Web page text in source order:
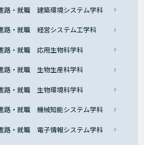
路・就職 建築環境システム学科
路・就職 経営システム工学科
路・就職 応用生物科学科
路・就職 生物生産科学科
路・就職 生物環境科学科
路・就職 機械知能システム学科
路・就職 電子情報システム学科